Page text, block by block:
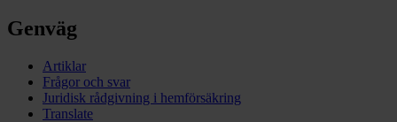
Genväg
Artiklar
Frågor och svar
Juridisk rådgivning i hemförsäkring
Translate